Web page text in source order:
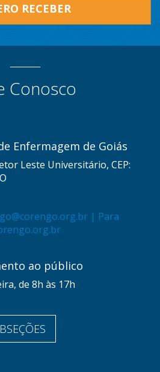
RECEBER
Conosco
Enfermagem de Goiás
Leste Universitário, CEP:
| Para
ao público
de 8h às 17h